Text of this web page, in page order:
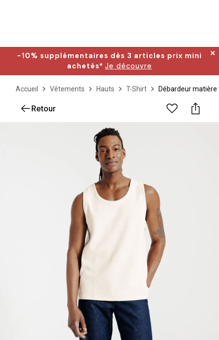
-10% supplémentaires dès 3 articles prix mini
achetés* Je découvre
✕
Accueil Vêtements Hauts T-Shirt Débardeur
Retour